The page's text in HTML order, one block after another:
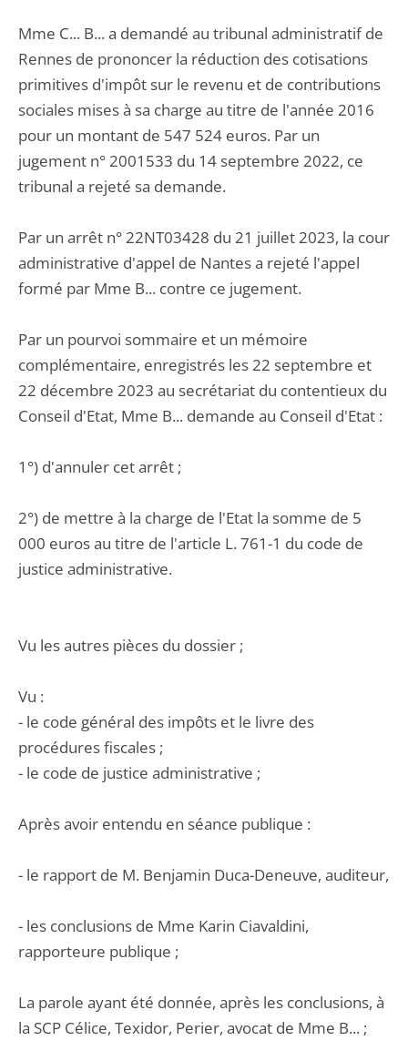
Mme C... B... a demandé au tribunal administratif de
Rennes de prononcer la réduction des cotisations
primitives d'impôt sur le revenu et de contributions
sociales mises à sa charge au titre de l'année 2016
pour un montant de 547 524 euros. Par un
jugement n° 2001533 du 14 septembre 2022, ce
tribunal a rejeté sa demande.
Par un arrêt n° 22NT03428 du 21 juillet 2023, la cour
administrative d'appel de Nantes a rejeté l'appel
formé par Mme B... contre ce jugement.
Par un pourvoi sommaire et un mémoire
complémentaire, enregistrés les 22 septembre et
22 décembre 2023 au secrétariat du contentieux du
Conseil d'Etat, Mme B... demande au Conseil d'Etat :
1°) d'annuler cet arrêt ;
2°) de mettre à la charge de l'Etat la somme de 5
000 euros au titre de l'article L. 761-1 du code de
justice administrative.
Vu les autres pièces du dossier ;
Vu :
- le code général des impôts et le livre des
procédures fiscales ;
- le code de justice administrative ;
Après avoir entendu en séance publique :
- le rapport de M. Benjamin Duca-Deneuve, auditeur,
- les conclusions de Mme Karin Ciavaldini,
rapporteure publique ;
La parole ayant été donnée, après les conclusions, à
la SCP Célice, Texidor, Perier, avocat de Mme B... ;